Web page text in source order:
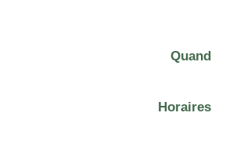
Quand
Horaires